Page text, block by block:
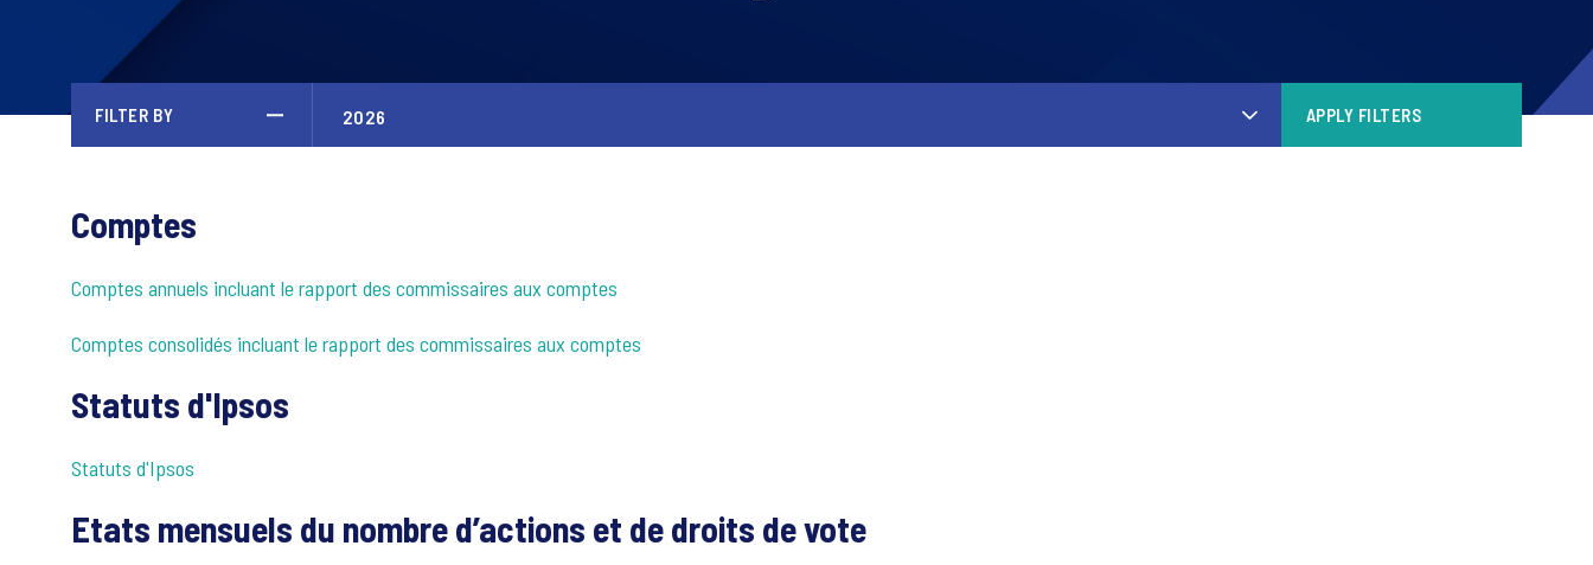
FILTER BY APPLY FILTERS
Comptes
Comptes annuels incluant le rapport des commissaires aux comptes
Comptes consolidés incluant le rapport des commissaires aux comptes
Statuts d'Ipsos
Statuts d'Ipsos
Etats mensuels du nombre d’actions et de droits de vote